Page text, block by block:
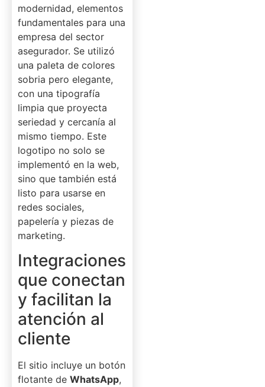
modernidad, elementos
fundamentales para una
empresa del sector
asegurador. Se utilizó
una paleta de colores
sobria pero elegante,
con una tipografía
limpia que proyecta
seriedad y cercanía al
mismo tiempo. Este
logotipo no solo se
implementó en la web,
sino que también está
listo para usarse en
redes sociales,
papelería y piezas de
marketing.
Integraciones
que conectan
y facilitan la
atención al
cliente
El sitio incluye un botón
flotante de WhatsApp,